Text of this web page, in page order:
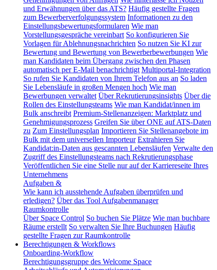
und Erwähnungen über das ATS? Häufig gestellte Fragen
zum Bewerberverfolgungssystem Informationen zu den
Einstellungsbewertungsformularen Wie man
Vorstellungsgespräche vereinbart So konfigurieren Sie
Vorlagen für Ablehnungsnachrichten So nutzen Sie KI zur
Bewertung und Bewertung von Bewerberbewerbungen Wie
man Kandidaten beim Übergang zwischen den Phasen
automatisch per E-Mail benachrichtigt Multiportal-Integration
So rufen Sie Kandidaten von Ihrem Telefon aus an So laden
Sie Lebensläufe in großen Mengen hoch Wie man
Bewerbungen verwaltet Über Rekrutierungsinsights Über die
Rollen des Einstellungsteams Wie man Kandidat/innen im
Bulk anschreibt Premium-Stellenanzeigen: Marktplatz und
Genehmigungsprozess Greifen Sie über ONE auf ATS-Daten
zu Zum Einstellungsplan Importieren Sie Stellenangebote im
Bulk mit dem universellen Importeur Extrahieren Sie
Kandidat:in-Daten aus gescannten Lebensläufen Verwalte den
Zugriff des Einstellungsteams nach Rekrutierungsphase
Veröffentlichen Sie eine Stelle nur auf der Karriereseite Ihres
Unternehmens
Aufgaben &
Wie kann ich ausstehende Aufgaben überprüfen und
erledigen? Über das Tool Aufgabenmanager
Raumkontrolle
Über Space Control So buchen Sie Plätze Wie man buchbare
Räume erstellt So verwalten Sie Ihre Buchungen Häufig
gestellte Fragen zur Raumkontrolle
Berechtigungen & Workflows
Onboarding-Workflow
Berechtigungsgruppe des Welcome Space